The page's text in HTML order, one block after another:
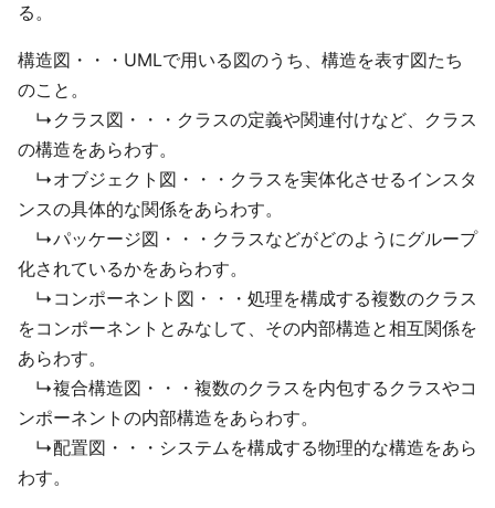
る。
構造図・・・UMLで用いる図のうち、構造を表す図たち
のこと。
↳クラス図・・・クラスの定義や関連付けなど、クラス
の構造をあらわす。
↳オブジェクト図・・・クラスを実体化させるインスタ
ンスの具体的な関係をあらわす。
↳パッケージ図・・・クラスなどがどのようにグループ
化されているかをあらわす。
↳コンポーネント図・・・処理を構成する複数のクラス
をコンポーネントとみなして、その内部構造と相互関係を
あらわす。
↳複合構造図・・・複数のクラスを内包するクラスやコ
ンポーネントの内部構造をあらわす。
↳配置図・・・システムを構成する物理的な構造をあら
わす。